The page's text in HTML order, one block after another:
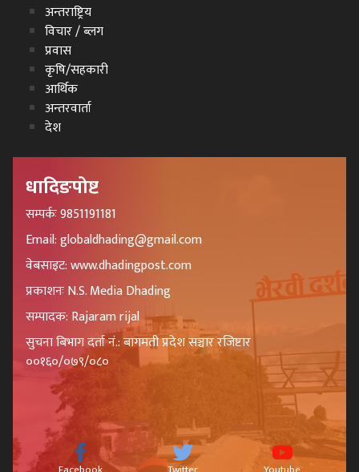
अन्तराष्ट्रिय
विचार / ब्लग
प्रवास
कृषि/सहकारी
आर्थिक
अन्तरवार्ता
देश
धादिङपोष्ट
सम्पर्कः 9851191181
Email: globaldhading@gmail.com
वेबसाइट: www.dhadingpost.com
प्रकाशनः N.S. Media Dhading
सम्पादक: Rajaram rijal
सुचना बिभाग दर्ता नं.: बागमती प्रदेश सञ्चार रजिष्टार
००१६०/०७९/०८०